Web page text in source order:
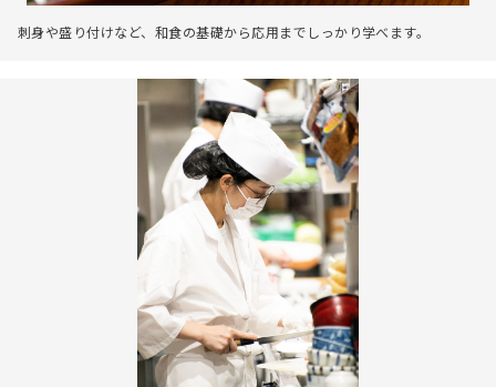
刺身や盛り付けなど、和食の基礎から応用までしっかり学べます。